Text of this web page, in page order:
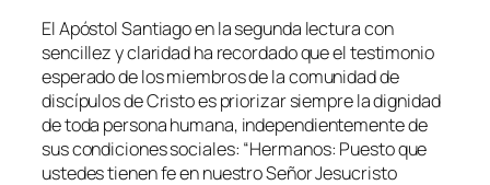
El Apóstol Santiago en la segunda lectura con
sencillez y claridad ha recordado que el testimonio
esperado de los miembros de la comunidad de
discípulos de Cristo es priorizar siempre la dignidad
de toda persona humana, independientemente de
sus condiciones sociales: “Hermanos: Puesto que
ustedes tienen fe en nuestro Señor Jesucristo